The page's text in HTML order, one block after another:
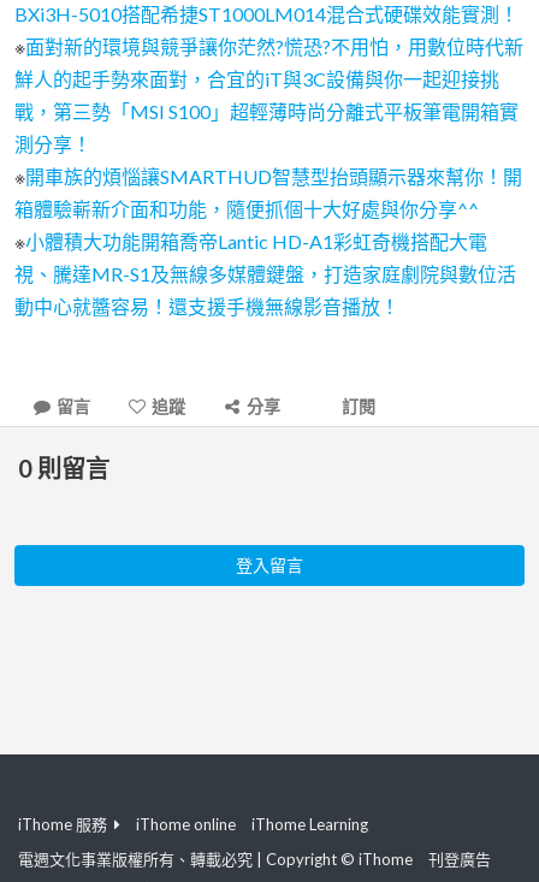
BXi3H-5010搭配希捷ST1000LM014混合式硬碟效能實測！
※面對新的環境與競爭讓你茫然?慌恐?不用怕，用數位時代新
鮮人的起手勢來面對，合宜的iT與3C設備與你一起迎接挑
戰，第三勢「MSI S100」超輕薄時尚分離式平板筆電開箱實
測分享！
※開車族的煩惱讓SMARTHUD智慧型抬頭顯示器來幫你！開
箱體驗嶄新介面和功能，隨便抓個十大好處與你分享^^
※小體積大功能開箱喬帝Lantic HD-A1彩虹奇機搭配大電
視、騰達MR-S1及無線多媒體鍵盤，打造家庭劇院與數位活
動中心就醬容易！還支援手機無線影音播放！
留言 追蹤 分享 訂閱
0 則留言
登入留言
iThome 服務 iThome online
iThome Learning
電週文化事業版權所有、轉載必究 | Copyright © iThome
刊登廣告